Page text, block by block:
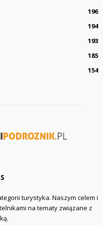
196
194
193
185
154
turystyka. Naszym celem i
na tematy związane z